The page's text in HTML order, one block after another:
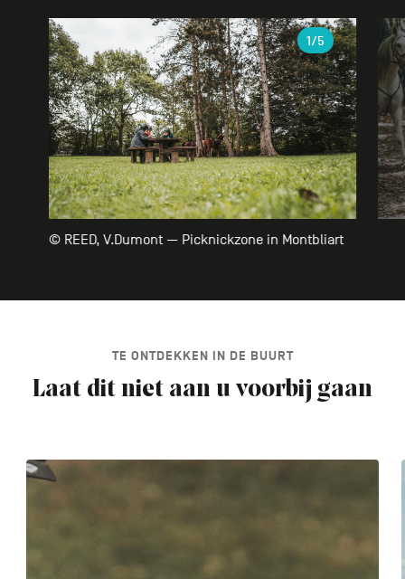
Galerie
© REED, V.Dumont — Picknickzone in Montbliart
1/5
TE ONTDEKKEN IN DE BUURT
Laat dit niet aan u voorbij gaan